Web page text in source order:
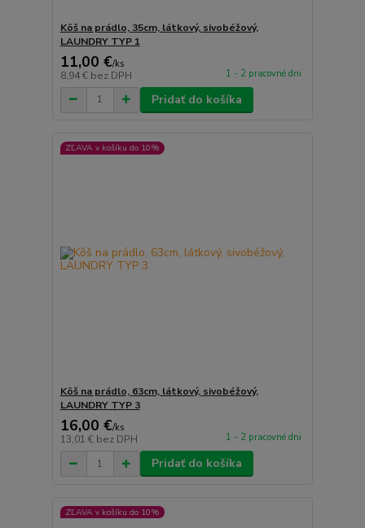
Kôš na prádlo, 35cm, látkový, sivobéžový,
LAUNDRY TYP 1
11,00 €/ks
8,94 € bez DPH 1 - 2 pracovné dni
Pridať do košíka
ZĽAVA v košíku do 10%
Kôš na prádlo, 63cm, látkový, sivobéžový,
LAUNDRY TYP 3
16,00 €/ks
13,01 € bez DPH 1 - 2 pracovné dni
Pridať do košíka
ZĽAVA v košíku do 10%